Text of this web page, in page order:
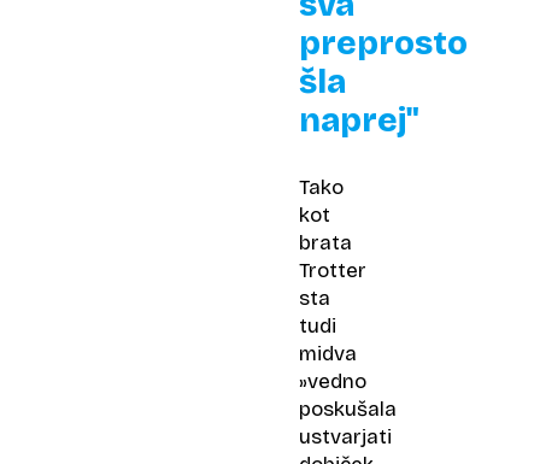
preprosto
šla
naprej"
Tako
kot
brata
Trotter
sta
tudi
midva
»vedno
poskušala
ustvarjati